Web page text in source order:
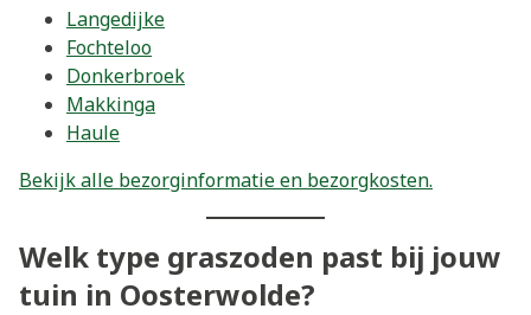
Langedijke
Fochteloo
Donkerbroek
Makkinga
Haule
Bekijk alle bezorginformatie en bezorgkosten.
Welk type graszoden past bij jouw
tuin in Oosterwolde?